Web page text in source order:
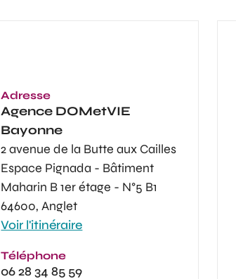
Adresse
Agence DOMetVIE
Bayonne
2 avenue de la Butte aux Cailles
Espace Pignada - Bâtiment
Maharin B 1er étage - N°5 B1
64600, Anglet
Voir l'itinéraire
Téléphone
06 28 34 85 59